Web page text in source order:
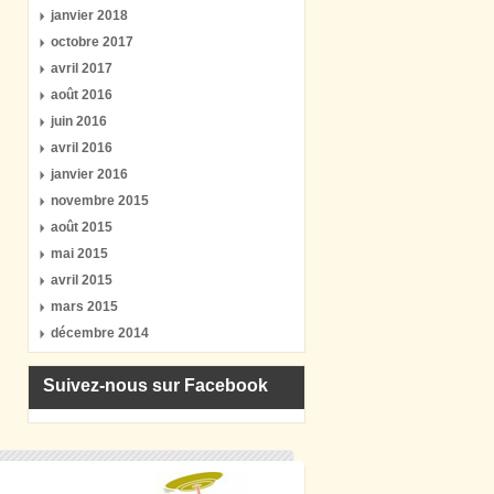
janvier 2018
octobre 2017
avril 2017
août 2016
juin 2016
avril 2016
janvier 2016
novembre 2015
août 2015
mai 2015
avril 2015
mars 2015
décembre 2014
Suivez-nous sur Facebook